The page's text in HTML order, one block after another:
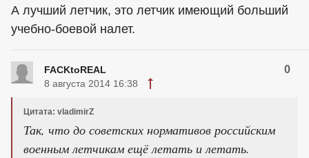
А лучший летчик, это летчик имеющий больший
учебно-боевой налет.
FACKtoREAL 0
8 августа 2014 16:38
Цитата: vladimirZ
Так, что до советских нормативов российским
военным летчикам ещё летать и летать.